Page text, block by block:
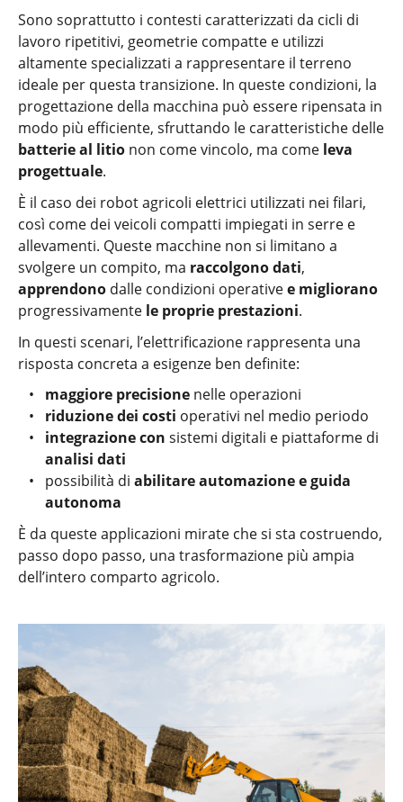
Sono soprattutto i contesti caratterizzati da cicli di
lavoro ripetitivi, geometrie compatte e utilizzi
altamente specializzati a rappresentare il terreno
ideale per questa transizione. In queste condizioni, la
progettazione della macchina può essere ripensata in
modo più efficiente, sfruttando le caratteristiche delle
batterie al litio non come vincolo, ma come leva
progettuale.
È il caso dei robot agricoli elettrici utilizzati nei filari,
così come dei veicoli compatti impiegati in serre e
allevamenti. Queste macchine non si limitano a
svolgere un compito, ma raccolgono dati,
apprendono dalle condizioni operativee migliorano
progressivamente le proprie prestazioni.
In questi scenari, l’elettrificazione rappresenta una
risposta concreta a esigenze ben definite:
maggiore precisione nelle operazioni
riduzione dei costi operativi nel medio periodo
integrazionecon sistemi digitali e piattaforme di
analisi dati
possibilità di abilitare automazione e guida
autonoma
È da queste applicazioni mirate che si sta costruendo,
passo dopo passo, una trasformazione più ampia
dell’intero comparto agricolo.